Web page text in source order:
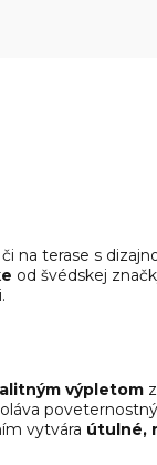
na terase s
od švédskej
výpletom
vytvára útulné,